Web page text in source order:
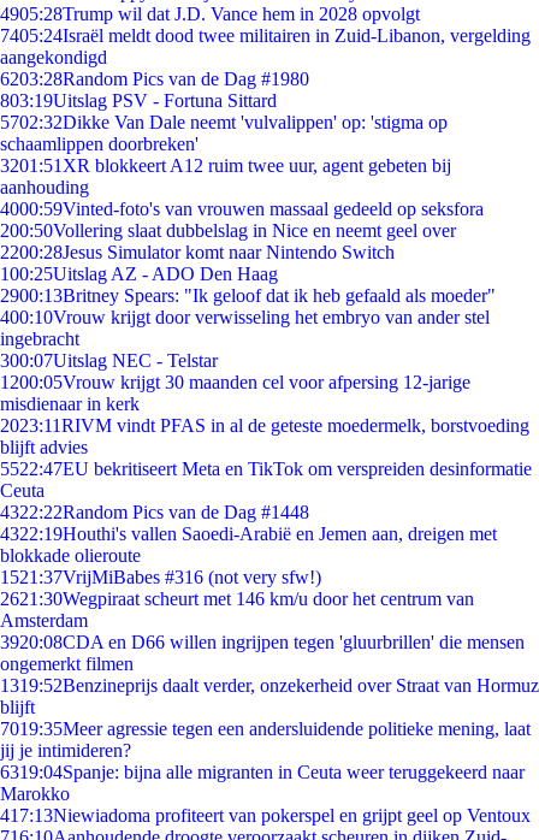
4905:28Trump wil dat J.D. Vance hem in 2028 opvolgt
7405:24Israël meldt dood twee militairen in Zuid-Libanon, vergelding
aangekondigd
6203:28Random Pics van de Dag #1980
803:19Uitslag PSV - Fortuna Sittard
5702:32Dikke Van Dale neemt 'vulvalippen' op: 'stigma op
schaamlippen doorbreken'
3201:51 XR blokkeert A12 ruim twee uur, agent gebeten bij
aanhouding
4000:59Vinted-foto's van vrouwen massaal gedeeld op seksfora
200:50Vollering slaat dubbelslag in Nice en neemt geel over
2200:28Jesus Simulator komt naar Nintendo Switch
100:25Uitslag AZ - ADO Den Haag
2900:13Britney Spears: "Ik geloof dat ik heb gefaald als moeder"
400:10Vrouw krijgt door verwisseling het embryo van ander stel
ingebracht
300:07Uitslag NEC - Telstar
1200:05Vrouw krijgt 30 maanden cel voor afpersing 12-jarige
misdienaar in kerk
2023:11RIVM vindt PFAS in al de geteste moedermelk, borstvoeding
blijft advies
5522:47EU bekritiseert Meta en TikTok om verspreiden desinformatie
Ceuta
4322:22Random Pics van de Dag #1448
4322:19Houthi's vallen Saoedi-Arabië en Jemen aan, dreigen met
blokkade olieroute
1521:37VrijMiBabes #316 (not very sfw!)
2621:30Wegpiraat scheurt met 146 km/u door het centrum van
Amsterdam
3920:08CDA en D66 willen ingrijpen tegen 'gluurbrillen' die mensen
ongemerkt filmen
1319:52Benzineprijs daalt verder, onzekerheid over Straat van Hormuz
blijft
7019:35Meer agressie tegen een andersluidende politieke mening, laat
jij je intimideren?
6319:04Spanje: bijna alle migranten in Ceuta weer teruggekeerd naar
Marokko
417:13Niewiadoma profiteert van pokerspel en grijpt geel op Ventoux